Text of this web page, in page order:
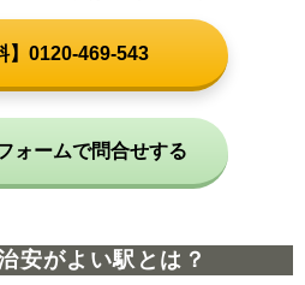
】0120-469-543
ォームで問合せする
安がよい駅とは？